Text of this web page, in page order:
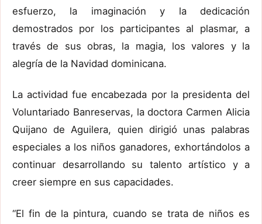
esfuerzo, la imaginación y la dedicación
demostrados por los participantes al plasmar, a
través de sus obras, la magia, los valores y la
alegría de la Navidad dominicana.
La actividad fue encabezada por la presidenta del
Voluntariado Banreservas, la doctora Carmen Alicia
Quijano de Aguilera, quien dirigió unas palabras
especiales a los niños ganadores, exhortándolos a
continuar desarrollando su talento artístico y a
creer siempre en sus capacidades.
“El fin de la pintura, cuando se trata de niños es